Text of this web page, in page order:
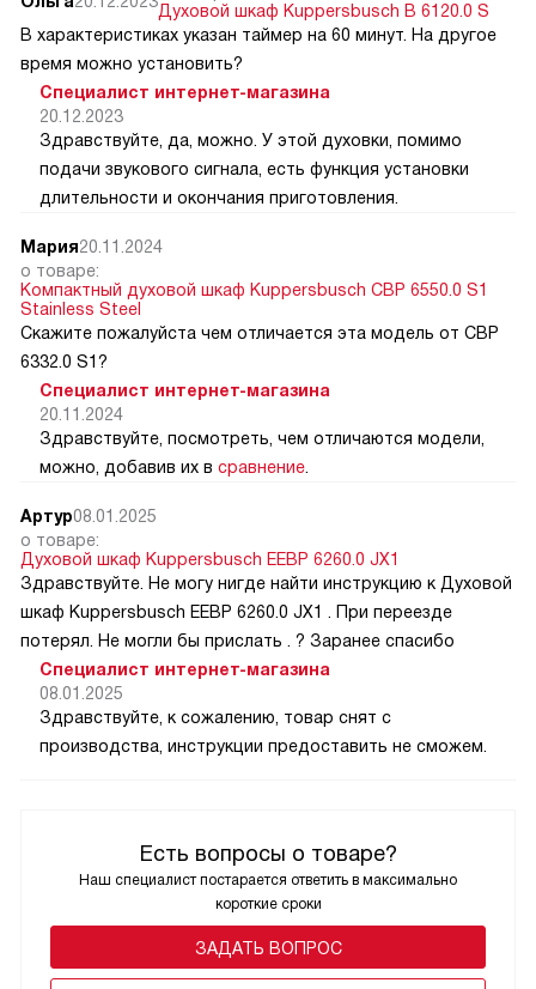
Есть вопросы о товаре?
Наш специалист постарается ответить в максимально
короткие сроки
ЗАДАТЬ ВОПРОС
Духовой шкаф Kuppersbusch B 6120.0 S
В характеристиках указан таймер на 60 минут. На другое
время можно установить?
Специалист интернет-магазина
20.12.2023
Здравствуйте, да, можно. У этой духовки, помимо
подачи звукового сигнала, есть функция установки
длительности и окончания приготовления.
Мария20.11.2024
о товаре:
Компактный духовой шкаф Kuppersbusch CBP 6550.0 S1
Stainless Steel
Скажите пожалуйста чем отличается эта модель от CВP
6332.0 S1?
Специалист интернет-магазина
20.11.2024
Здравствуйте, посмотреть, чем отличаются модели,
можно, добавив их в сравнение
Артур08.01.2025
о товаре:
Духовой шкаф Kuppersbusch EEBP 6260.0 JX1
Здравствуйте. Не могу нигде найти инструкцию к Духовой
шкаф Kuppersbusch EEBP 6260.0 JX1 . При переезде
потерял. Не могли бы прислать . ? Заранее спасибо
Специалист интернет-магазина
08.01.2025
Здравствуйте, к сожалению, товар снят с
производства, инструкции предоставить не сможем.